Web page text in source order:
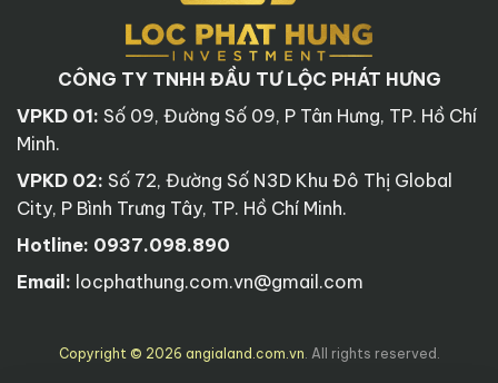
CÔNG TY TNHH ĐẦU TƯ LỘC PHÁT HƯNG
VPKD 01: Số 09, Đường Số 09, P Tân Hưng, TP. Hồ Chí
Minh.
VPKD 02: Số 72, Đường Số N3D Khu Đô Thị Global
City, P Bình Trưng Tây, TP. Hồ Chí Minh.
Hotline: 0937.098.890
Email: locphathung.com.vn@gmail.com
Copyright © 2026 angialand.com.vn. All rights reserved.